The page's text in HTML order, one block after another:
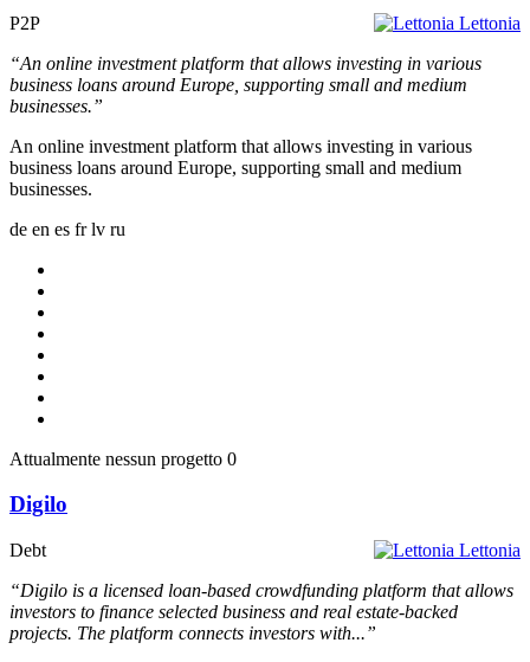
Lettonia
P2P
“An online investment platform that allows investing in various
business loans around Europe, supporting small and medium
businesses.”
An online investment platform that allows investing in various
business loans around Europe, supporting small and medium
businesses.
de en es fr lv ru
Attualmente nessun progetto 0
Digilo
Lettonia
Debt
“Digilo is a licensed loan-based crowdfunding platform that allows
investors to finance selected business and real estate-backed
projects. The platform connects investors with...”